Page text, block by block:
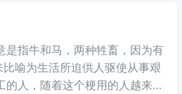
是指牛和马，两种牲畜，因为有
比喻为生活所迫供人驱使从事艰
人，随着这个梗用的人越来越